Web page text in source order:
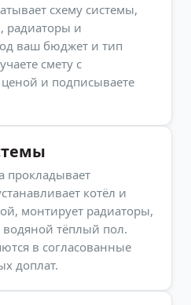
схему системы,
радиаторы и
ваш бюджет и тип
смету с
и подписываете
прокладывает
котёл и
монтирует радиаторы,
тёплый пол.
в согласованные
доплат.